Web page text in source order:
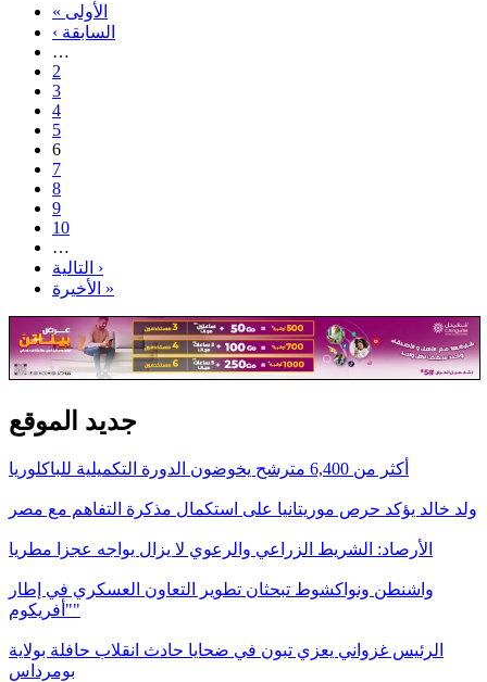
« الأولى
‹ السابقة
…
2
3
4
5
6
7
8
9
10
…
التالية ›
الأخيرة »
جديد الموقع
أكثر من 6,400 مترشح يخوضون الدورة التكميلية للباكلوريا
ولد خالد يؤكد حرص موريتانيا على استكمال مذكرة التفاهم مع مصر
الأرصاد: الشريط الزراعي والرعوي لا يزال يواجه عجزا مطريا
واشنطن ونواكشوط تبحثان تطوير التعاون العسكري في إطار
"أفريكوم"
الرئيس غزواني يعزي تبون في ضحايا حادث انقلاب حافلة بولاية
بومرداس